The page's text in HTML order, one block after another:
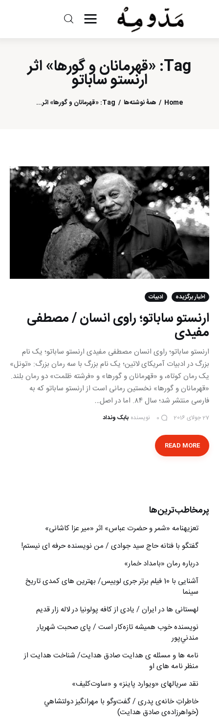
Tag: «قهرمانان و گورها» اثر
ارنستو ساباتو
Home همهٔ نوشته‌ها Tag: «قهرمانان و گورها» اثر...
مد و مه
ادبیات
درباره ما
اخبار برگزیده ادبیات
ارنستو ساباتو؛ راوی انسان / مصطفی
مفیدی
ارنستو ساباتو؛ راوی انسان مصطفی مفیدی ارنستو ساباتو؛ یک نام
بزرگ در ادبیات آمریکای لاتین؛ یک نام بزرگ با سه رمان بزرگ: «تونل»
یک رمان کوتاه، و «قهرمانان و گورها» و «فرشته ظلمت» دو رمان بلند.
«قهرمانان و گورها» نخستین رمانی است از ارنستو ساباتو که به
فارسی منتشر شد؛ سال ۸۴. اما در اصل…
27 جولای 2016 0 نویسنده بابک ونداد
READ MORE
پرمخاطب‌ترین‌ها
تعزیه‎نامه‏ «شمر و حضرت عباس» اثر «میر عزا کاشانی»
گفتگو با فتانه حاج سید جوادی / من نویسنده حرفه ای نیستم!
درباره رمان «بامداد خمار»
آشنایی با 10 فیلم برتر جری لوییس/ بهترین های کمدی تاریخ
سینما
لهستانی ها در ایران / یادی از کافه پولونیا در لاله زار قدیم
نويسنده خوب هميشه تازه‌كار است / پای صحبت شهريار
مندني‌پور
نامه ها و مسئله ی هدایت صادق هدایت/ شناخت هدایت از
منظر نامه های او
نقد سریالهای «ویوارد پاینز» و «ساوت‌کلیف»
خاطراتِ خانه‌ی پدری / گفت‌وگو با مهرانگيز دولتشاهي
(خواهرزاده‌ی صادق هدايت)